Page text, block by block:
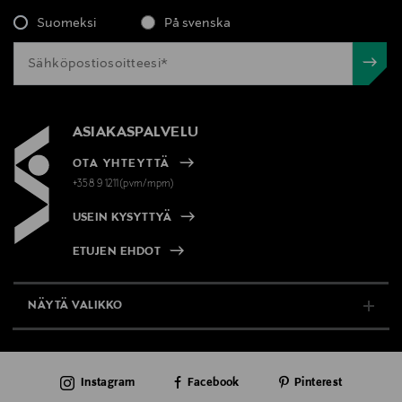
220, 00101, Helsinki, Finland
Digitaalinen osoite
info@lanza.nl
Avainsanat
L'ANZA, hoitoaine, hiustenhoito, värisuojahoitoaine,
kosmetiikka
Suomeksi På svenska
ASIAKASPALVELU
OTA YHTEYTTÄ
+358 9 1211(pvm/mpm)
USEIN KYSYTTYÄ
ETUJEN EHDOT
NÄYTÄ VALIKKO
AJANKOHTAISTA
Instagram Facebook Pinterest